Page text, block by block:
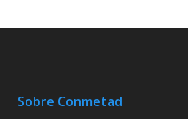
Sobre Conmetad